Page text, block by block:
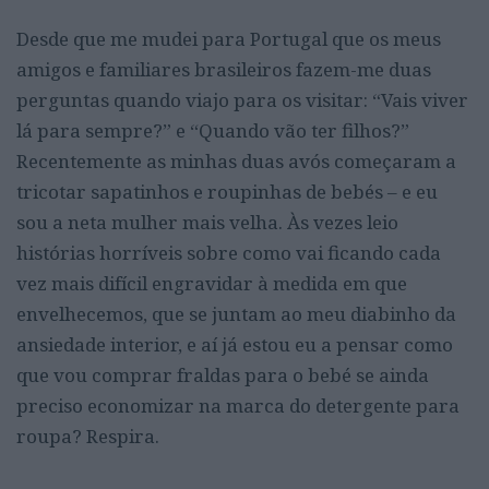
Desde que me mudei para Portugal que os meus
amigos e familiares brasileiros fazem-me duas
perguntas quando viajo para os visitar: “Vais viver
lá para sempre?” e “Quando vão ter filhos?”
Recentemente as minhas duas avós começaram a
tricotar sapatinhos e roupinhas de bebés – e eu
sou a neta mulher mais velha. Às vezes leio
histórias horríveis sobre como vai ficando cada
vez mais difícil engravidar à medida em que
envelhecemos, que se juntam ao meu diabinho da
ansiedade interior, e aí já estou eu a pensar como
que vou comprar fraldas para o bebé se ainda
preciso economizar na marca do detergente para
roupa? Respira.